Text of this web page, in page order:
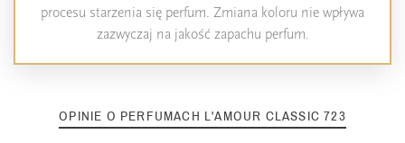
procesu starzenia się perfum. Zmiana koloru nie wpływa
zazwyczaj na jakość zapachu perfum.
OPINIE O PERFUMACH L'AMOUR CLASSIC 723